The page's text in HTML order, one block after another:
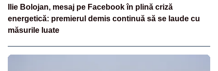
Ilie Bolojan, mesaj pe Facebook în plină criză
energetică: premierul demis continuă să se laude cu
măsurile luate